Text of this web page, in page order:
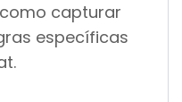
capturar
específicas